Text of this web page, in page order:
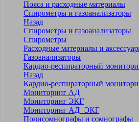
Пояса и расходные материалы
Спирометры и газоанализаторы
Назад
Спирометры и газоанализаторы
Спирометры
Расходные материалы и
Газоанализаторы
Кардио-респираторный
Назад
Кардио-респираторный
Мониторинг АД
Мониторинг ЭКГ
Мониторинг АД+ЭКГ
Полисомнографы и сомнографы